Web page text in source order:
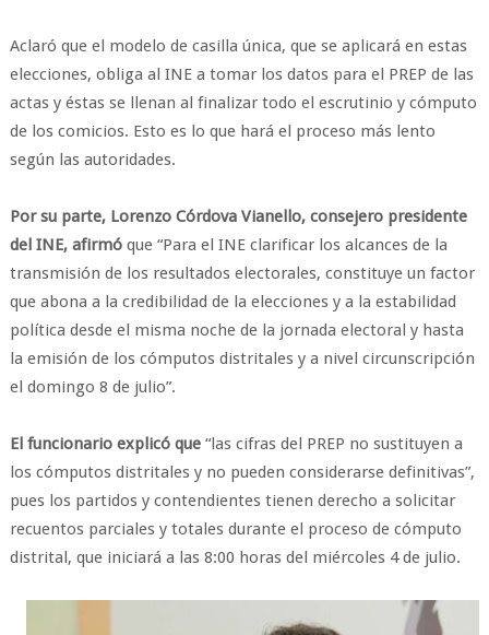
Aclaró que el modelo de casilla única, que se aplicará en estas
elecciones, obliga al INE a tomar los datos para el PREP de las
actas y éstas se llenan al finalizar todo el escrutinio y cómputo
de los comicios. Esto es lo que hará el proceso más lento
según las autoridades.
Por su parte, Lorenzo Córdova Vianello, consejero presidente
del INE, afirmó que “Para el INE clarificar los alcances de la
transmisión de los resultados electorales, constituye un factor
que abona a la credibilidad de la elecciones y a la estabilidad
política desde el misma noche de la jornada electoral y hasta
la emisión de los cómputos distritales y a nivel circunscripción
el domingo 8 de julio”.
El funcionario explicó que“las cifras del PREP no sustituyen a
los cómputos distritales y no pueden considerarse definitivas”,
pues los partidos y contendientes tienen derecho a solicitar
recuentos parciales y totales durante el proceso de cómputo
distrital, que iniciará a las 8:00 horas del miércoles 4 de julio.